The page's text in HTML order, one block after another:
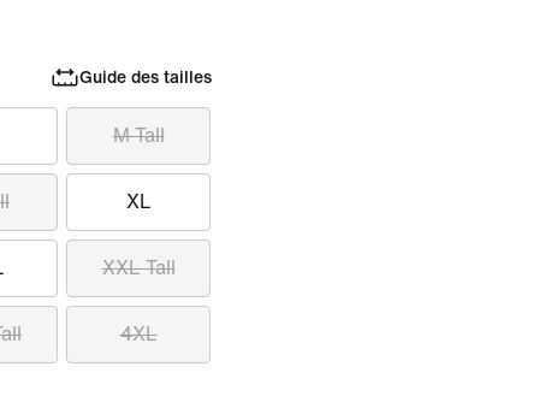
Guide des tailles
M Tall
XL
XXL Tall
4XL